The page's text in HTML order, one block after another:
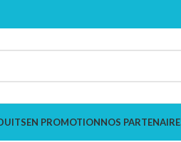
EN PROMOTIONNOS